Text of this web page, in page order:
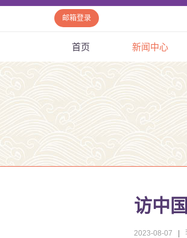
邮箱登录
首页 新闻中心
访中
2023-08-07